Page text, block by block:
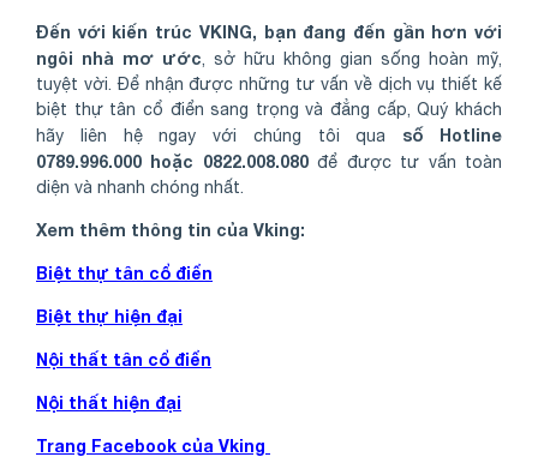
Đến với kiến trúc VKING, bạn đang đến gần hơn với
ngôi nhà mơ ước, sở hữu không gian sống hoàn mỹ,
tuyệt vời. Để nhận được những tư vấn về dịch vụ thiết kế
biệt thự tân cổ điển sang trọng và đẳng cấp, Quý khách
hãy liên hệ ngay với chúng tôi qua số Hotline
0789.996.000 hoặc 0822.008.080để được tư vấn toàn
diện và nhanh chóng nhất.
Xem thêm thông tin của Vking:
Biệt thự tân cổ điển
Biệt thự hiện đại
Nội thất tân cổ điển
Nội thất hiện đại
Trang Facebook của Vking